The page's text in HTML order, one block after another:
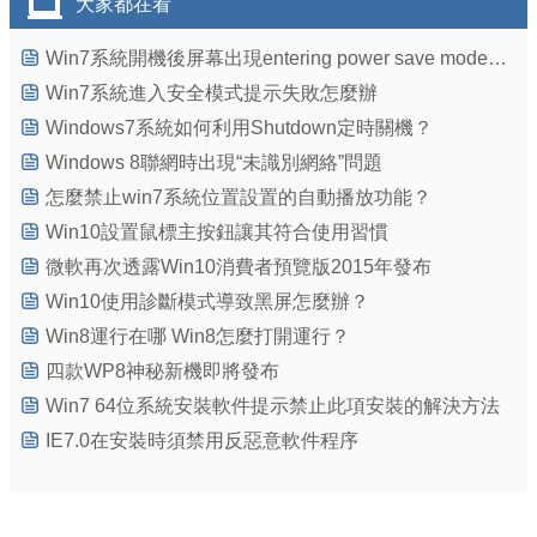
大家都在看
Win7系統開機後屏幕出現entering power save mode的解決辦法
Win7系統進入安全模式提示失敗怎麼辦
Windows7系統如何利用Shutdown定時關機？
Windows 8聯網時出現“未識別網絡”問題
怎麼禁止win7系統位置設置的自動播放功能？
Win10設置鼠標主按鈕讓其符合使用習慣
微軟再次透露Win10消費者預覽版2015年發布
Win10使用診斷模式導致黑屏怎麼辦？
Win8運行在哪 Win8怎麼打開運行？
四款WP8神秘新機即將發布
Win7 64位系統安裝軟件提示禁止此項安裝的解決方法
IE7.0在安裝時須禁用反惡意軟件程序